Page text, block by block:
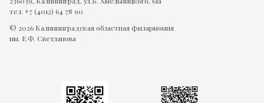
тел. +7 (4012) 64 78 90
© 2026 Калининградская областная филармония
им. Е.Ф. Светланова